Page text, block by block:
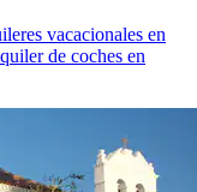
vacacionales en
de coches en